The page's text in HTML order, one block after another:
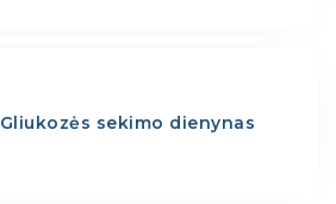
Gliukozės sekimo dienynas